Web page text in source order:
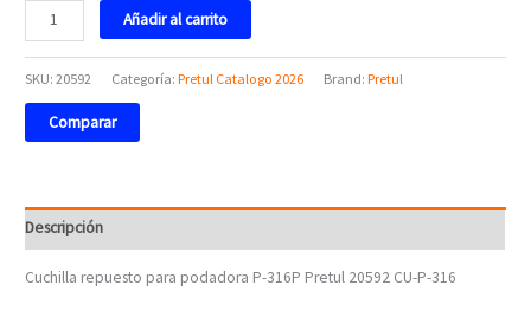
Añadir al carrito
SKU:20592 Categoría:Pretul Catalogo 2026 Brand:Pretul
Comparar
Descripción
Cuchilla repuesto para podadora P-316P Pretul 20592 CU-P-316